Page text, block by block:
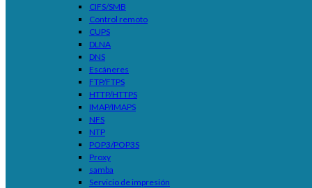
CIFS/SMB
Control remoto
CUPS
DLNA
DNS
Escáneres
FTP/FTPS
HTTP/HTTPS
IMAP/IMAPS
NFS
NTP
POP3/POP3S
Proxy
samba
Servicio de impresión